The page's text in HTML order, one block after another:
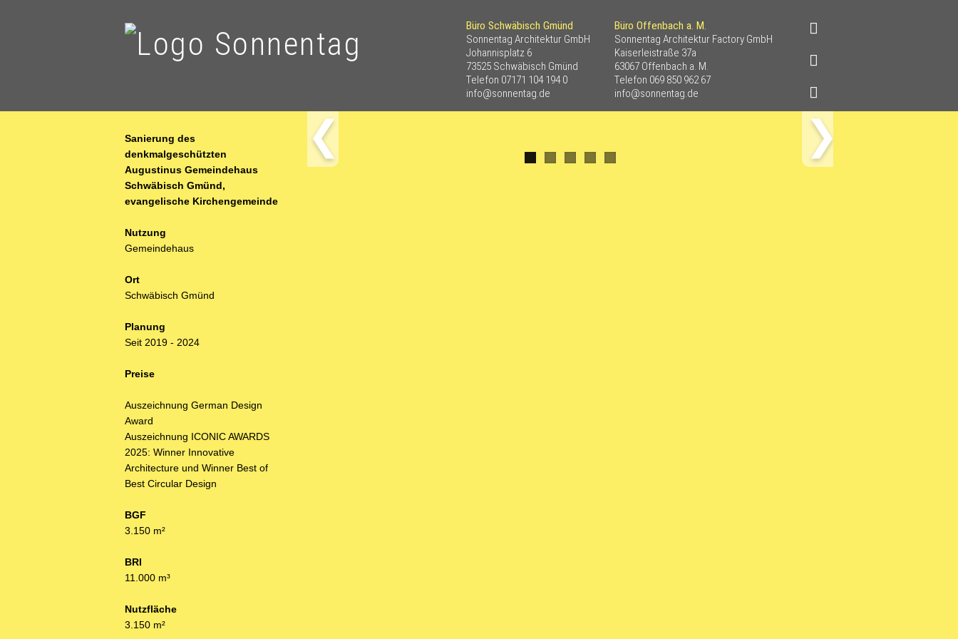
Büro Schwäbisch Gmünd
Sonnentag Architektur GmbH
Johannisplatz 6
73525 Schwäbisch Gmünd
Telefon 07171 104 194 0
info@sonnentag.de
Büro Offenbach a. M.
Sonnentag Architektur Factory GmbH
Kaiserleistraße 37a
63067 Offenbach a. M.
Telefon 069 850 962 67
info@sonnentag.de
Sanierung des
denkmalgeschützten
Augustinus Gemeindehaus
Schwäbisch Gmünd,
evangelische Kirchengemeinde
Nutzung
Gemeindehaus
Ort
Schwäbisch Gmünd
Planung
Seit 2019 - 2024
Preise
Auszeichnung German Design
Award
Auszeichnung ICONIC AWARDS
2025: Winner Innovative
Architecture und Winner Best of
Best Circular Design
BGF
3.150 m²
BRI
11.000 m³
Nutzfläche
3.150 m²